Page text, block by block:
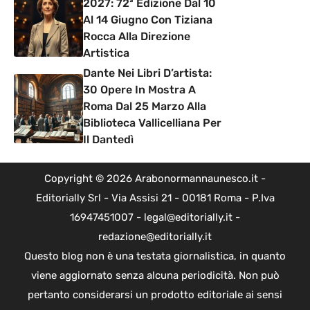
2027: 72ª Edizione Dal 10
Al 14 Giugno Con Tiziana
Rocca Alla Direzione
Artistica
Dante Nei Libri D’artista:
30 Opere In Mostra A
Roma Dal 25 Marzo Alla
Biblioteca Vallicelliana Per
Il Dantedì
Copyright © 2026 Arabonormannaunesco.it -
Editorially Srl - Via Assisi 21 - 00181 Roma - P.Iva
16947451007 - legal@editorially.it -
redazione@editorially.it
Questo blog non è una testata giornalistica, in quanto
viene aggiornato senza alcuna periodicità. Non può
pertanto considerarsi un prodotto editoriale ai sensi